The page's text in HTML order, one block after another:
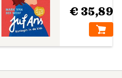
€ 35,89